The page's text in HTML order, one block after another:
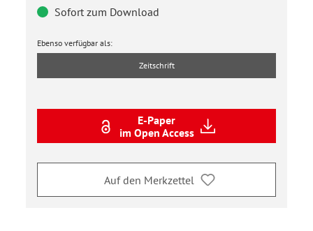
Sofort zum Download
Ebenso verfügbar als:
Zeitschrift
E-Paper
im Open Access
Auf den Merkzettel